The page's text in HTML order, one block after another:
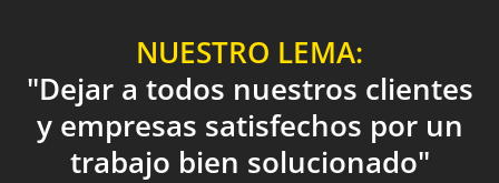
NUESTRO LEMA:
"Dejar a todos nuestros clientes
y empresas satisfechos por un
trabajo bien solucionado"